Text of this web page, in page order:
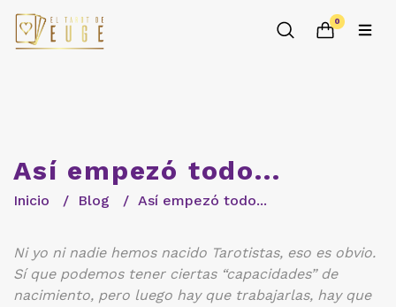
0
Así empezó todo...
Inicio Blog Así empezó todo...
Ni yo ni nadie hemos nacido Tarotistas, eso es obvio.
Sí que podemos tener ciertas “capacidades” de
nacimiento, pero luego hay que trabajarlas, hay que